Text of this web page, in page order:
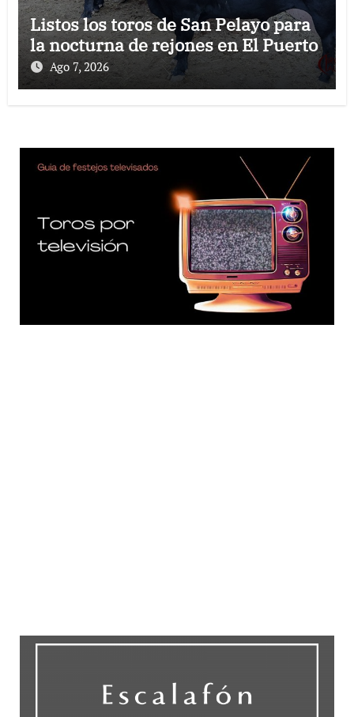
Listos los toros de San Pelayo para
la nocturna de rejones en El Puerto
Ago 7, 2026